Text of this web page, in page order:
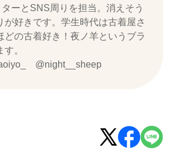
ーとSNS周りを担当。消えそう
が好きです。学生時代は古着屋さ
どの古着好き！夜ノ羊というブラ
。
@night__sheep